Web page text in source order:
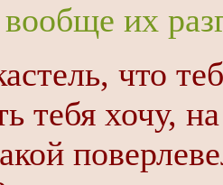
их
что
тебя хочу,